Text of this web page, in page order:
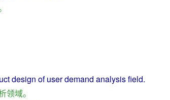
design ofuserdemand analysisfield.
领域。